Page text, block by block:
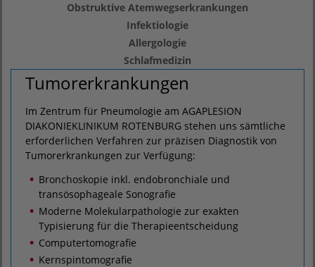
Obstruktive Atemwegserkrankungen
Infektiologie
Allergologie
Schlafmedizin
Tumorerkrankungen
Im Zentrum für Pneumologie am AGAPLESION
DIAKONIEKLINIKUM ROTENBURG stehen uns sämtliche
erforderlichen Verfahren zur präzisen Diagnostik von
Tumorerkrankungen zur Verfügung:
Bronchoskopie inkl. endobronchiale und
transösophageale Sonografie
Moderne Molekularpathologie zur exakten
Typisierung für die Therapieentscheidung
Computertomografie
Kernspintomografie